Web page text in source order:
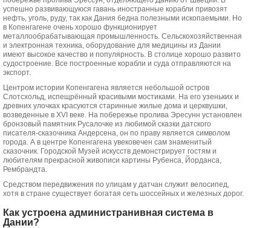
успешно развивающуюся гавань иностранные корабли привозят
нефть, уголь, руду, так как Дания бедна полезными ископаемыми. Но
в Копенгагене очень хорошо функционирует
металлообрабатывающая промышленность. Сельскохозяйственная
и электронная техника, оборудование для медицины из Дании
имеют высокое качество и популярность. В столице хорошо развито
судостроение. Все построенные корабли и суда отправляются на
экспорт.
Центром истории Копенгагена является небольшой остров
Слотсхольд, испещрённый красивыми мостиками. На его узеньких и
древних улочках красуются старинные жилые дома и церквушки,
возведенные в XVI веке. На побережье пролива Эресунн установлен
бронзовый памятник Русалочке из любимой сказки датского
писателя-сказочника Андерсена, он по праву является символом
города. А в центре Копенгагена увековечен сам знаменитый
сказочник. Городской Музей искусств демонстрирует гостям и
любителям прекрасной живописи картины Рубенса, Йорданса,
Рембрандта.
Средством передвижения по улицам у датчан служит велосипед,
хотя в стране существует богатая сеть шоссейных и железных дорог.
Как устроена администранивная система в
Дании?